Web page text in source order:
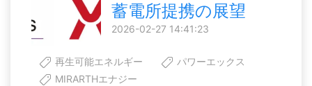
蓄電所提携の展望
2026-02-27 14:41:23
再生可能エネルギー
パワーエックス
MIRARTHエナジー